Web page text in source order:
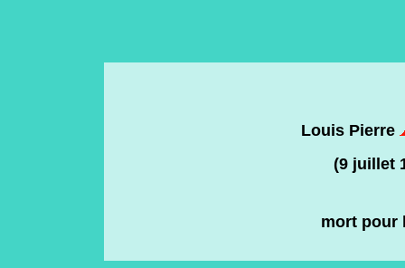
Louis Pierre
(9 juillet
mort pour